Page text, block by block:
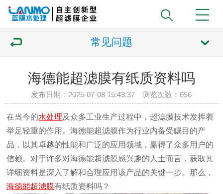
常见问题
海德能超滤膜有纸质资料吗
发布日期：2025-07-08 15:43:37 浏览次数： 656
在当今的水处理及众多工业生产过程中，超滤膜技术发挥着
举足轻重的作用。海德能超滤膜作为行业内备受瞩目的产
品，以其卓越的性能和广泛的应用领域，赢得了众多用户的
信赖。对于许多对海德能超滤膜感兴趣的人士而言，获取其
详细资料是深入了解和合理应用该产品的关键一步。那么，
海德能超滤膜有纸质资料吗？